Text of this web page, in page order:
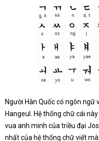
Người Hàn Quốc có ngôn ngữ
Hangeul. Hệ thống chữ cái
vua anh minh của triều đại
nhất của hệ thống chữ viết